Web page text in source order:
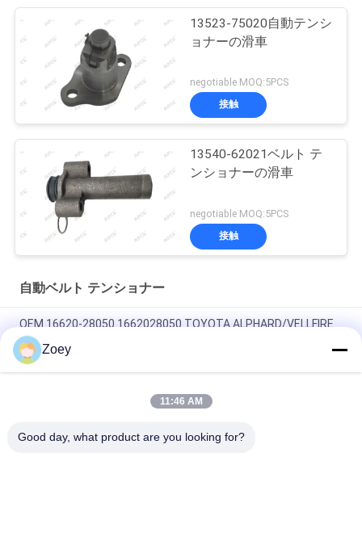
13523-75020自動テンシ
ョナーの滑車
negotiable MOQ:5PCS
接触
13540-62021ベルト テ
ンショナーの滑車
negotiable MOQ:5PCS
接触
自動ベルト テンショナー
OEM 16620-28050 1662028050 TOYOTA ALPHARD/VELLFIRE
のためのベルトストレッサー (H2)4
54.90mm 外径 マズダスピード 6 7 槽のオルターネーター
OEM 37322-04330 3732204330 KIA PICANTO III (TA) 1用のテン
Zoey
11:46 AM
Good day, what product are you looking for?